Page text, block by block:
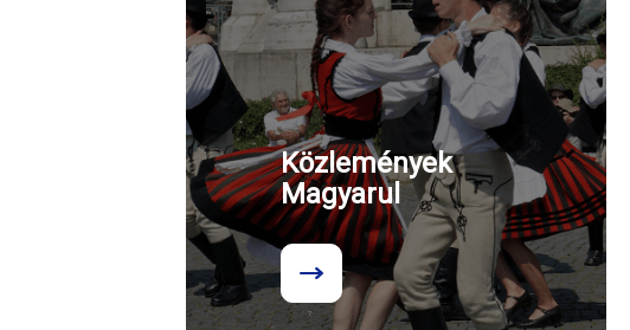
Közlemények
Magyarul